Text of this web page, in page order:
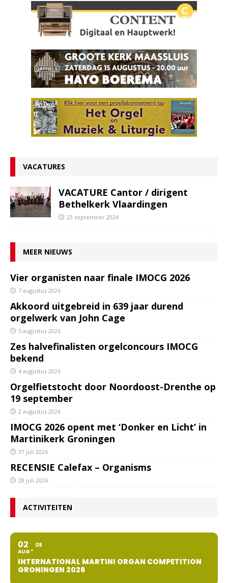
VACATURES
VACATURE Cantor / dirigent
Bethelkerk Vlaardingen
23 september 2024
MEER NIEUWS
Vier organisten naar finale IMOCG 2026
7 augustus 2026
Akkoord uitgebreid in 639 jaar durend
orgelwerk van John Cage
5 augustus 2026
Zes halvefinalisten orgelconcours IMOCG
bekend
4 augustus 2026
Orgelfietstocht door Noordoost-Drenthe op
19 september
2 augustus 2026
IMOCG 2026 opent met ‘Donker en Licht’ in
Martinikerk Groningen
31 juli 2026
RECENSIE Calefax – Organisms
28 juli 2026
ACTIVITEITEN
02
AUG
08
INTERNATIONAL MARTINI ORGAN COMPETITION
GRONINGEN 2026